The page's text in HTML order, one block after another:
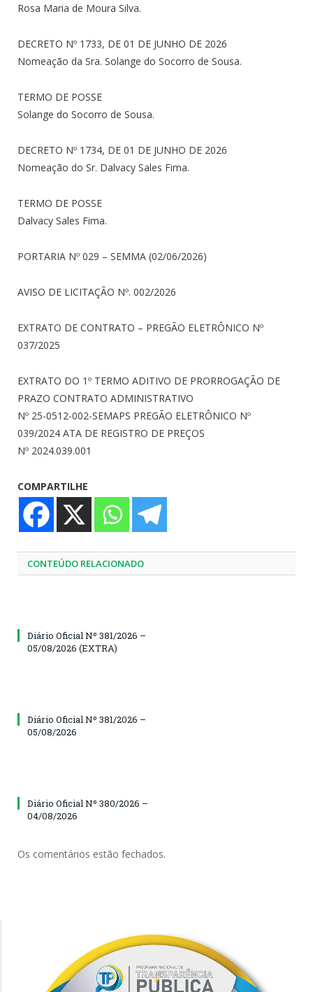
Rosa Maria de Moura Silva.
DECRETO Nº 1733, DE 01 DE JUNHO DE 2026
Nomeação da Sra. Solange do Socorro de Sousa.
TERMO DE POSSE
Solange do Socorro de Sousa.
DECRETO Nº 1734, DE 01 DE JUNHO DE 2026
Nomeação do Sr. Dalvacy Sales Fima.
TERMO DE POSSE
Dalvacy Sales Fima.
PORTARIA Nº 029 – SEMMA (02/06/2026)
AVISO DE LICITAÇÃO Nº. 002/2026
EXTRATO DE CONTRATO – PREGÃO ELETRÔNICO Nº
037/2025
EXTRATO DO 1º TERMO ADITIVO DE PRORROGAÇÃO DE
PRAZO CONTRATO ADMINISTRATIVO
Nº 25-0512-002-SEMAPS PREGÃO ELETRÔNICO Nº
039/2024 ATA DE REGISTRO DE PREÇOS
Nº 2024.039.001
COMPARTILHE
CONTEÚDO RELACIONADO
Diário Oficial Nº 381/2026 –
05/08/2026 (EXTRA)
Diário Oficial Nº 381/2026 –
05/08/2026
Diário Oficial Nº 380/2026 –
04/08/2026
Os comentários estão fechados.